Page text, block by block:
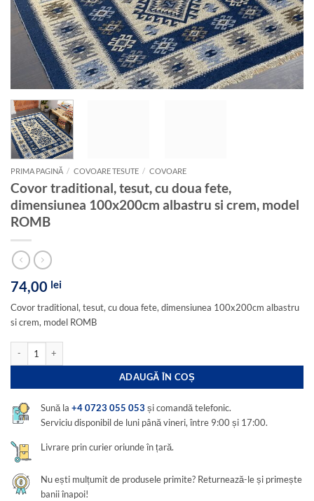
PRIMA PAGINĂ / COVOARE TESUTE / COVOARE
Covor traditional, tesut, cu doua fete,
dimensiunea 100x200cm albastru si crem, model
ROMB
74,00 lei
Covor traditional, tesut, cu doua fete, dimensiunea 100x200cm albastru
si crem, model ROMB
Cantitate Covor traditional, tesut, cu doua fete, dimensiunea 100x200cm
ADAUGĂ ÎN COȘ
Sună la+4 0723 055 053 și comandă telefonic.
Serviciu disponibil de luni până vineri, între 9:00 și 17:00.
Livrare prin curier oriunde în țară.
Nu ești mulțumit de produsele primite? Returnează-le și primește
banii înapoi!